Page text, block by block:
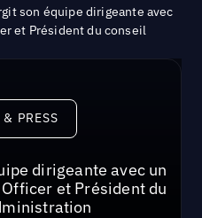
son équipe dirigeante avec
et Président du conseil
News & Press
& PRESS
dirigeante avec un
et Président du